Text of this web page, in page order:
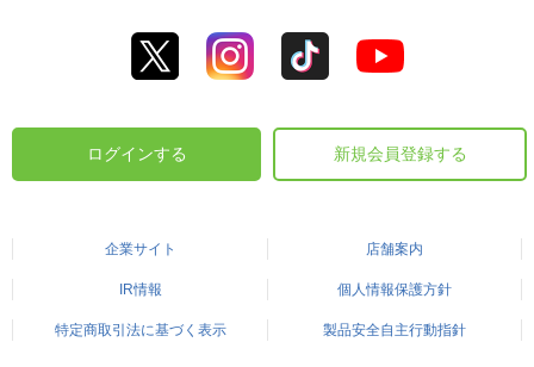
ログインする 新規会員登録する
企業サイト 店舗案内
IR情報 個人情報保護方針
特定商取引法に基づく表示 製品安全自主行動指針